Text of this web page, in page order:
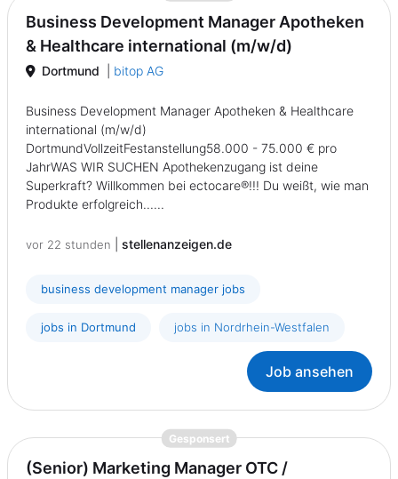
Business Development Manager Apotheken
& Healthcare international (m/w/d)
Dortmund bitop AG
Business Development Manager Apotheken & Healthcare
international (m/w/d)
DortmundVollzeitFestanstellung58.000 - 75.000 € pro
JahrWAS WIR SUCHEN Apothekenzugang ist deine
Superkraft? Willkommen bei ectocare®!!! Du weißt, wie man
Produkte erfolgreich......
vor 22 stunden stellenanzeigen.de
business development manager jobs
jobs in Dortmund jobs in Nordrhein-Westfalen
Job ansehen
Gesponsert{prompt.job}
(Senior) Marketing Manager OTC /